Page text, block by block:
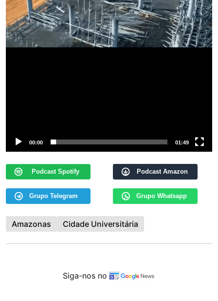
00:00 01:49
Podcast Spotify Podcast Amazon
Grupo Telegram Grupo Whatsapp
Amazonas Cidade Universitária
Siga-nos no